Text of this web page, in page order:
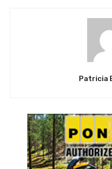
Patricia